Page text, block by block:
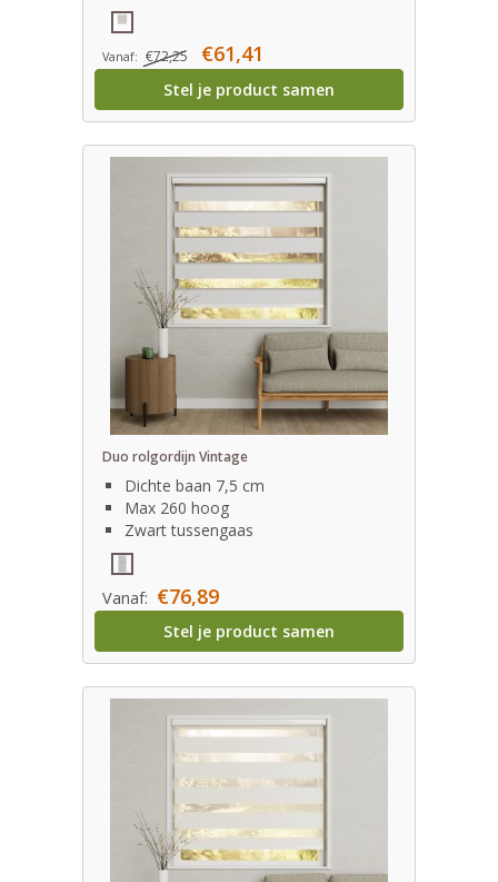
Vanaf: €72,25 €61,41
Stel je product samen
Duo rolgordijn Vintage
Dichte baan 7,5 cm
Max 260 hoog
Zwart tussengaas
Vanaf: €76,89
Stel je product samen